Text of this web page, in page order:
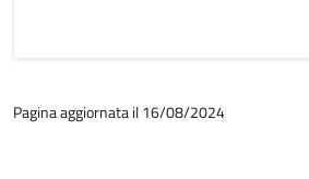
Pagina aggiornata il 16/08/2024